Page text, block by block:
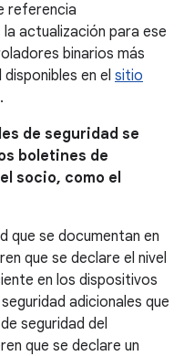
referencia
actualización para ese
binarios más
en el sitio
.
de seguridad se
boletines de
socio, como el
que se documentan en
que se declare el nivel
en los dispositivos
adicionales que
seguridad del
que se declare un